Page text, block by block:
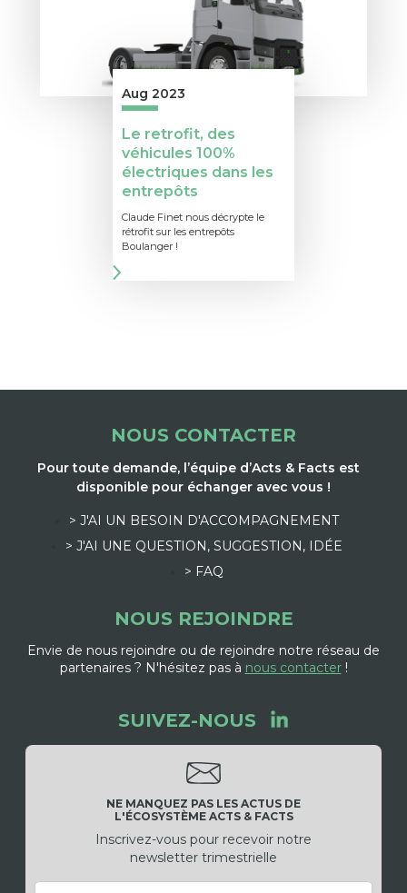
Aug 2023
Le retrofit, des
véhicules 100%
électriques dans les
entrepôts
Claude Finet nous décrypte le
rétrofit sur les entrepôts
Boulanger !
NOUS CONTACTER
Pour toute demande, l’équipe d’Acts & Facts est
disponible pour échanger avec vous !
> J'AI UN BESOIN D'ACCOMPAGNEMENT
> J'AI UNE QUESTION, SUGGESTION, IDÉE
> FAQ
NOUS REJOINDRE
Envie de nous rejoindre ou de rejoindre notre réseau de
partenaires ? N'hésitez pas à nous contacter!
SUIVEZ-NOUS
NE MANQUEZ PAS LES ACTUS DE
L'ÉCOSYSTÈME ACTS & FACTS
Inscrivez-vous pour recevoir notre
newsletter trimestrielle